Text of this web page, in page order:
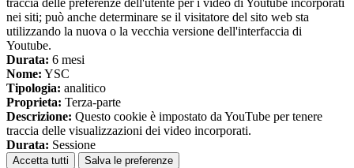
traccia delle preferenze dell'utente per i video di Youtube incorporati
nei siti; può anche determinare se il visitatore del sito web sta
utilizzando la nuova o la vecchia versione dell'interfaccia di
Youtube.
Durata: 6 mesi
Nome: YSC
Tipologia: analitico
Proprieta: Terza-parte
Descrizione: Questo cookie è impostato da YouTube per tenere
traccia delle visualizzazioni dei video incorporati.
Durata: Sessione
Accetta tutti Salva le preferenze